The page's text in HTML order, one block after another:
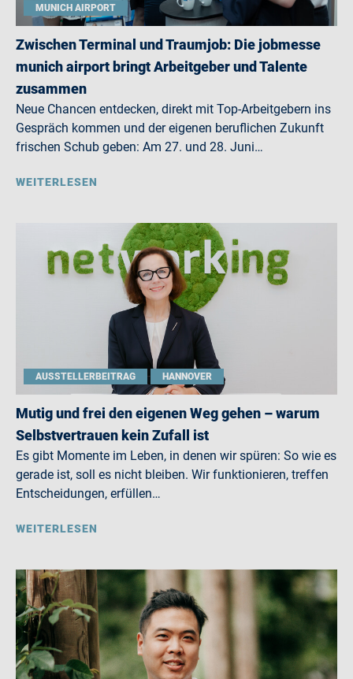
MUNICH AIRPORT
Zwischen Terminal und Traumjob: Die jobmesse
munich airport bringt Arbeitgeber und Talente
zusammen
Neue Chancen entdecken, direkt mit Top-Arbeitgebern ins
Gespräch kommen und der eigenen beruflichen Zukunft
frischen Schub geben: Am 27. und 28. Juni…
WEITERLESEN
AUSSTELLERBEITRAG HANNOVER
Mutig und frei den eigenen Weg gehen – warum
Selbstvertrauen kein Zufall ist
Es gibt Momente im Leben, in denen wir spüren: So wie es
gerade ist, soll es nicht bleiben. Wir funktionieren, treffen
Entscheidungen, erfüllen…
WEITERLESEN